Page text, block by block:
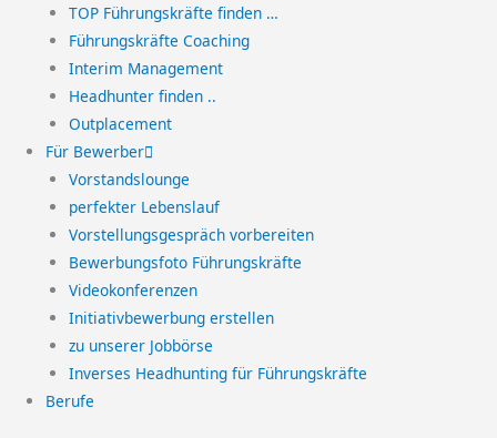
TOP Führungskräfte finden …
Führungskräfte Coaching
Interim Management
Headhunter finden ..
Outplacement
Für Bewerber
Vorstandslounge
perfekter Lebenslauf
Vorstellungsgespräch vorbereiten
Bewerbungsfoto Führungskräfte
Videokonferenzen
Initiativbewerbung erstellen
zu unserer Jobbörse
Inverses Headhunting für Führungskräfte
Berufe